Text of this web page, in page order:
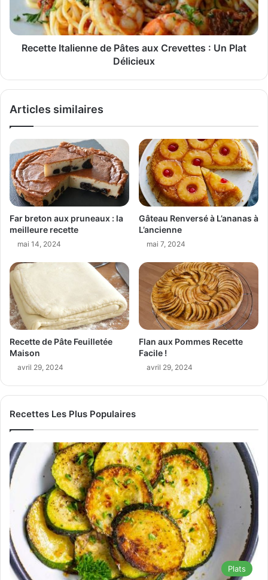
Recette Italienne de Pâtes aux Crevettes : Un Plat
Délicieux
Articles similaires
Far breton aux pruneaux : la
meilleure recette
mai 14, 2024
Gâteau Renversé à L’ananas à
L’ancienne
mai 7, 2024
Recette de Pâte Feuilletée
Maison
avril 29, 2024
Flan aux Pommes Recette
Facile !
avril 29, 2024
Recettes Les Plus Populaires
Plats